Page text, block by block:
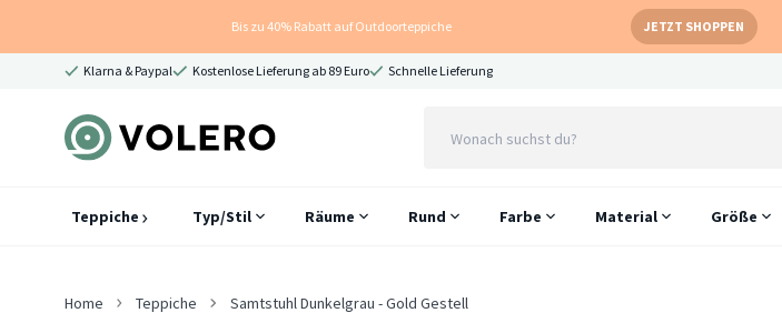
Bis zu 40% Rabatt auf Outdoorteppiche JETZT SHOPPEN
Klarna & Paypal Kostenlose Lieferung ab 89 Euro Schnelle Lieferung
Teppiche Typ/Stil Räume Rund Farbe Material Größe
Home Teppiche Samtstuhl Dunkelgrau - Gold Gestell